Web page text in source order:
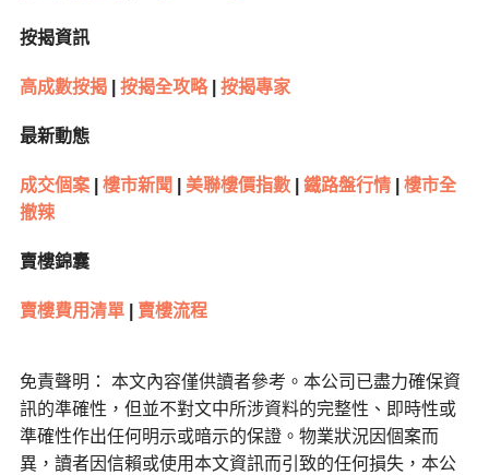
按揭資訊
高成數按揭| 按揭全攻略| 按揭專家
最新動態
成交個案| 樓市新聞 美聯樓價指數| 鐵路盤行情|
樓市全
撤辣
賣樓錦囊
賣樓費用清單| 賣樓流程
免責聲明： 本文內容僅供讀者參考。本公司已盡力確保資
訊的準確性，但並不對文中所涉資料的完整性、即時性或
準確性作出任何明示或暗示的保證。物業狀況因個案而
異，讀者因信賴或使用本文資訊而引致的任何損失，本公